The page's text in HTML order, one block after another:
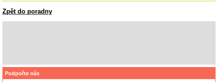
Zpět do poradny
Podpořte nás